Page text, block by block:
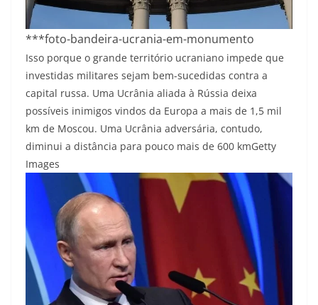
***foto-bandeira-ucrania-em-monumento
Isso porque o grande território ucraniano impede que
investidas militares sejam bem-sucedidas contra a
capital russa. Uma Ucrânia aliada à Rússia deixa
possíveis inimigos vindos da Europa a mais de 1,5 mil
km de Moscou. Uma Ucrânia adversária, contudo,
diminui a distância para pouco mais de 600 kmGetty
Images